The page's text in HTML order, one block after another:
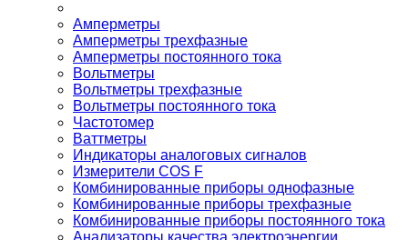
Амперметры
Амперметры трехфазные
Амперметры постоянного тока
Вольтметры
Вольтметры трехфазные
Вольтметры постоянного тока
Частотомер
Ваттметры
Индикаторы аналоговых сигналов
Измерители COS F
Комбинированные приборы однофазные
Комбинированные приборы трехфазные
Комбинированные приборы постоянного тока
Анализаторы качества электроэнергии